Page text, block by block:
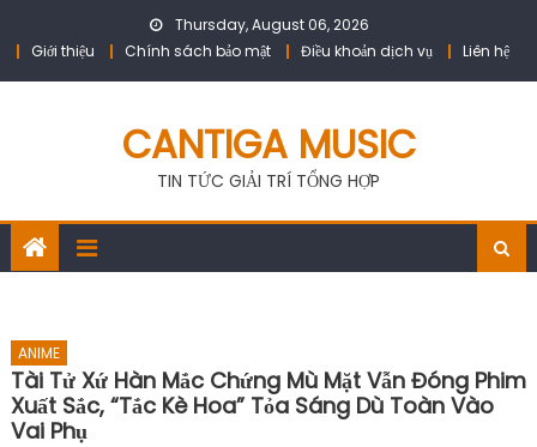
Thursday, August 06, 2026
Giới thiệu
Chính sách bảo mật Điều khoản dịch vụ Liên hệ
CANTIGA MUSIC
TIN TỨC GIẢI TRÍ TỔNG HỢP
ANIME
Tài Tử Xứ Hàn Mắc Chứng Mù Mặt Vẫn Đóng Phim
Xuất Sắc, “tắc Kè Hoa” Tỏa Sáng Dù Toàn Vào
Vai Phụ